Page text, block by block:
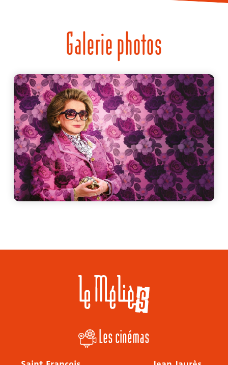
Galerie photos
Les cinémas